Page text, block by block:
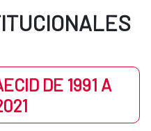
DE 1991 A